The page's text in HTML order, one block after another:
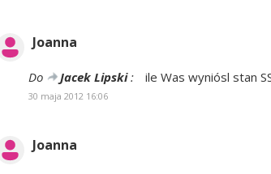
Joanna
Do Jacek Lipski: ile Was wyniósl stan
30 maja 2012 16:06
Joanna